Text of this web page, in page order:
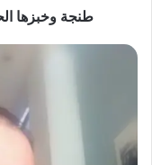
طنجة وخبزها
حياة
ظلال